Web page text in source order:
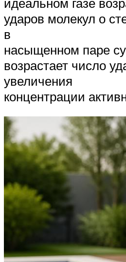
ударов молекул о
в
насыщенном паре
возрастает число
увеличения
концентрации